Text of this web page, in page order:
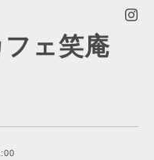
ェ笑庵